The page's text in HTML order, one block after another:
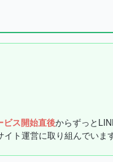
ビス開始直後からずっと
イト運営に取り組んでいます